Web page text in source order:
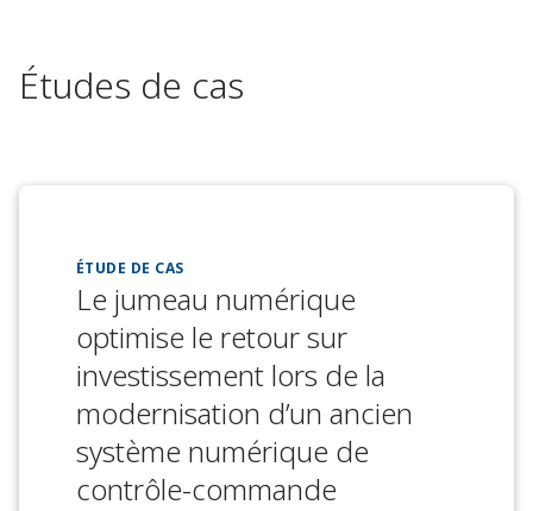
Études de cas
ÉTUDE DE CAS
Le jumeau numérique
optimise le retour sur
investissement lors de la
modernisation d’un ancien
système numérique de
contrôle-commande